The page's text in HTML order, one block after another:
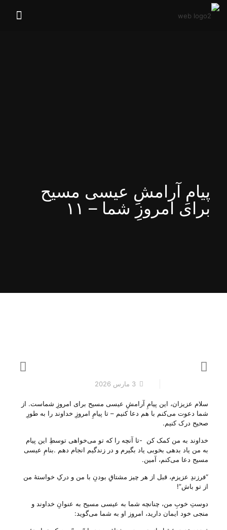
پیامِ آرامشِ عیسی مسیح
برای امروزِ شما – ۱۱
3 مارس 2026
سلام عزیزان، این پیامِ آرامشِ عیسی مسیح برای امروزِ شماست. از
شما دعوت می‌‌کنم با هم دعا کنیم – تا پیامِ امروزِ خداوند را به طورِ
صحیح درک کنیم.
خداوند به من کمک کن -تا آنچه را که تو می‌‌خواهی توسطِ این پیام
به من یاد بدهی بخوبی یاد بگیرم و در زندگیم انجام دهم .بنامِ عیسی
مسیح دعا می‌‌کنم، آمین.
“فرزندِ عزیزم، قبل از هر چیز مشتاقِ بودنِ با من و درکِ خواستهٔ من
از تو باش”!
دوستِ خوبِ من، چنانچه شما به عیسی مسیح به عنوانِ خداوند و
منجی خود ایمان دارید، امروز او به شما می‌‌گوید: